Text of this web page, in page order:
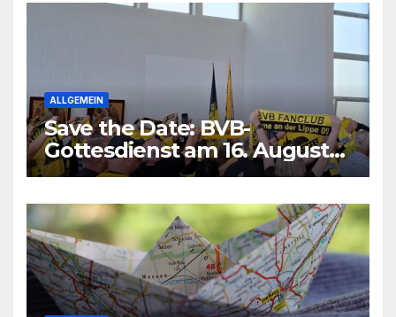
ALLGEMEIN
Save the Date: BVB-
Gottesdienst am 16. August
2026